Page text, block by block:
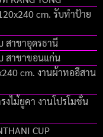
cm. รับทำป้าย
สาขาอุดรธานี
สาขาขอนแก่น
cm. งานผ้าทออีสาน
งไม่้ยูคา งานโปรโมชั่น
CUP